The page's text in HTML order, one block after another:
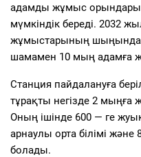
адамды жұмыс
мүмкіндік береді. 2032
жұмыстарының шыңында
шамамен 10 мың адамға
Станция пайдалануға
тұрақты негізде 2
Оның ішінде 600 — ге
арнаулы орта білімі және
болады.